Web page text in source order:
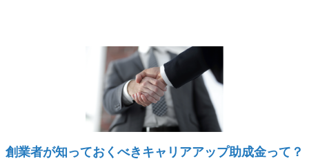
創業者が知っておくべきキャリアアップ助成金って？